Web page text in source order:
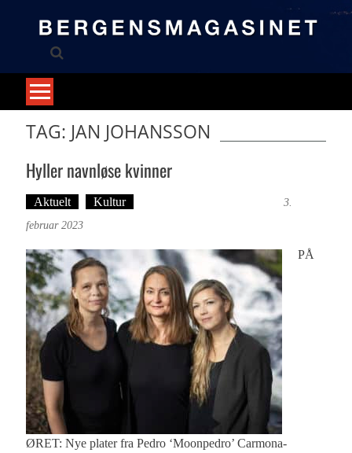
TAG: JAN JOHANSSON
Hyller navnløse kvinner
Aktuelt Kultur
3.
februar 2023
PÅ
ØRET: Nye plater fra Pedro ‘Moonpedro’ Carmona-